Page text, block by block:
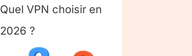
Quel VPN choisir en
2026 ?